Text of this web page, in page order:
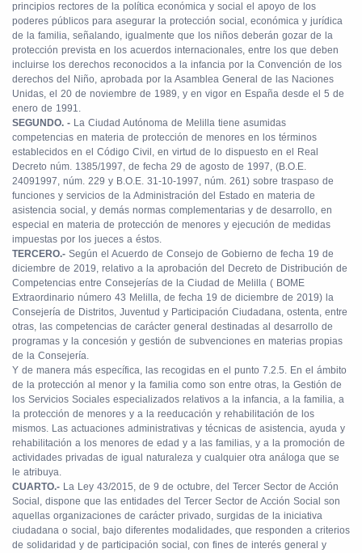
principios rectores de la política económica y social el apoyo de los
poderes públicos para asegurar la protección social, económica y jurídica
de la familia, señalando, igualmente que los niños deberán gozar de la
protección prevista en los acuerdos internacionales, entre los que deben
incluirse los derechos reconocidos a la infancia por la Convención de los
derechos del Niño, aprobada por la Asamblea General de las Naciones
Unidas, el 20 de noviembre de 1989, y en vigor en España desde el 5 de
enero de 1991.
SEGUNDO. - La Ciudad Autónoma de Melilla tiene asumidas
competencias en materia de protección de menores en los términos
establecidos en el Código Civil, en virtud de lo dispuesto en el Real
Decreto núm. 1385/1997, de fecha 29 de agosto de 1997, (B.O.E.
24091997, núm. 229 y B.O.E. 31-10-1997, núm. 261) sobre traspaso de
funciones y servicios de la Administración del Estado en materia de
asistencia social, y demás normas complementarias y de desarrollo, en
especial en materia de protección de menores y ejecución de medidas
impuestas por los jueces a éstos.
TERCERO.- Según el Acuerdo de Consejo de Gobierno de fecha 19 de
diciembre de 2019, relativo a la aprobación del Decreto de Distribución de
Competencias entre Consejerías de la Ciudad de Melilla ( BOME
Extraordinario número 43 Melilla, de fecha 19 de diciembre de 2019) la
Consejería de Distritos, Juventud y Participación Ciudadana, ostenta, entre
otras, las competencias de carácter general destinadas al desarrollo de
programas y la concesión y gestión de subvenciones en materias propias
de la Consejería.
Y de manera más específica, las recogidas en el punto 7.2.5. En el ámbito
de la protección al menor y la familia como son entre otras, la Gestión de
los Servicios Sociales especializados relativos a la infancia, a la familia, a
la protección de menores y a la reeducación y rehabilitación de los
mismos. Las actuaciones administrativas y técnicas de asistencia, ayuda y
rehabilitación a los menores de edad y a las familias, y a la promoción de
actividades privadas de igual naturaleza y cualquier otra análoga que se
le atribuya.
CUARTO.- La Ley 43/2015, de 9 de octubre, del Tercer Sector de Acción
Social, dispone que las entidades del Tercer Sector de Acción Social son
aquellas organizaciones de carácter privado, surgidas de la iniciativa
ciudadana o social, bajo diferentes modalidades, que responden a criterios
de solidaridad y de participación social, con fines de interés general y